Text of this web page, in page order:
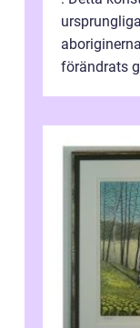
förändrats